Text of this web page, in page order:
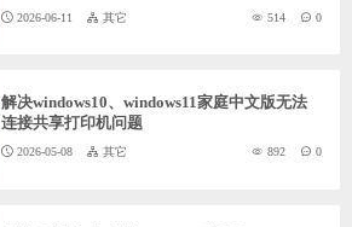
2026-06-11 其它 514 0
解决windows10、windows11家庭中文版无法
连接共享打印机问题
2026-05-08 其它 892 0